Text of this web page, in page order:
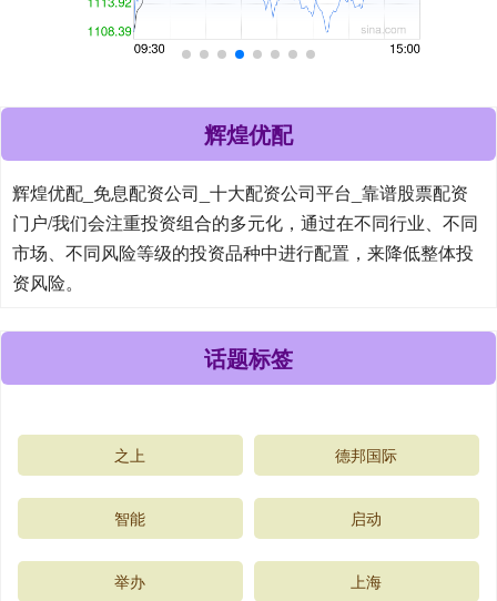
辉煌优配
辉煌优配_免息配资公司_十大配资公司平台_靠谱股票配资
门户/我们会注重投资组合的多元化，通过在不同行业、不同
市场、不同风险等级的投资品种中进行配置，来降低整体投
资风险。
话题标签
之上 德邦国际
智能 启动
举办 上海